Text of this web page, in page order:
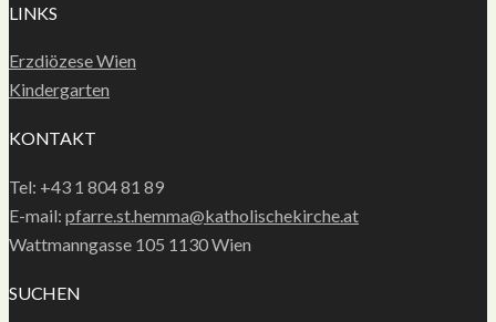
LINKS
Erzdiözese Wien
Kindergarten
KONTAKT
Tel: +43 1 804 81 89
E-mail: pfarre.st.hemma@katholischekirche.at
Wattmanngasse 105 1130 Wien
SUCHEN